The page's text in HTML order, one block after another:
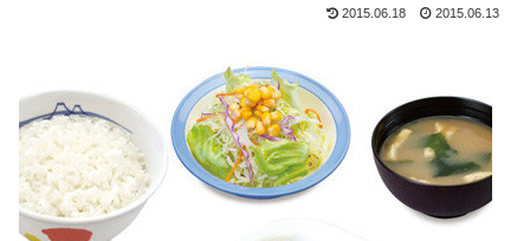
2015.06.18 2015.06.13